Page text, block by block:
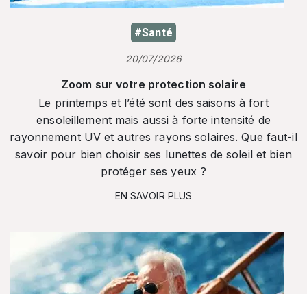
#Santé
20/07/2026
Zoom sur votre protection solaire
Le printemps et l’été sont des saisons à fort
ensoleillement mais aussi à forte intensité de
rayonnement UV et autres rayons solaires. Que faut-il
savoir pour bien choisir ses lunettes de soleil et bien
protéger ses yeux ?
EN SAVOIR PLUS